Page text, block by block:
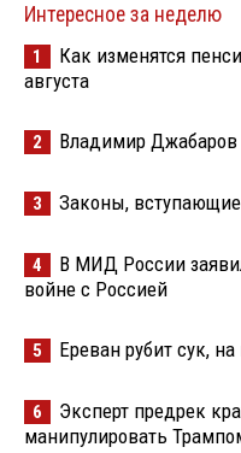
Интересное за неделю
1
Как изменятся
августа
2 Владимир
3 Законы, вступающие
4
В МИД России
войне с Россией
5 Ереван рубит сук,
6
Эксперт предрек
манипулировать